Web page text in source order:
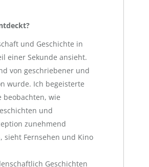
und Geschichte in
einer Sekunde ansieht.
von geschriebener und
wurde. Ich begeisterte
beobachten, wie
und
zunehmend
Fernsehen und Kino
Geschichten